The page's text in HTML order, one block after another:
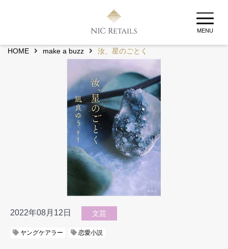
MENU
HOME make a buzz 汝、星のごとく
2022年08月12日 文芸
ヤングケアラー 恋愛小説